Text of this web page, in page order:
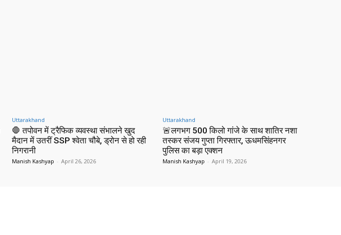
Uttarakhand
🛑 तपोवन में ट्रैफिक व्यवस्था संभालने खुद
मैदान में उतरीं SSP श्वेता चौबे, ड्रोन से हो रही
निगरानी
Manish Kashyap - April 26, 2026
Uttarakhand
🚨लगभग 500 किलो गांजे के साथ शातिर नशा
तस्कर संजय गुप्ता गिरफ्तार, ऊधमसिंहनगर
पुलिस का बड़ा एक्शन
Manish Kashyap - April 19, 2026